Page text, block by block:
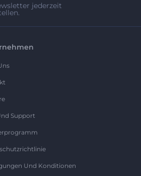
jederzeit
Support
Und Konditionen